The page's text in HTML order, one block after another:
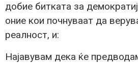
добие битката за
оние кои почнуваат да
реалност, и:
Најавувам дека ќе